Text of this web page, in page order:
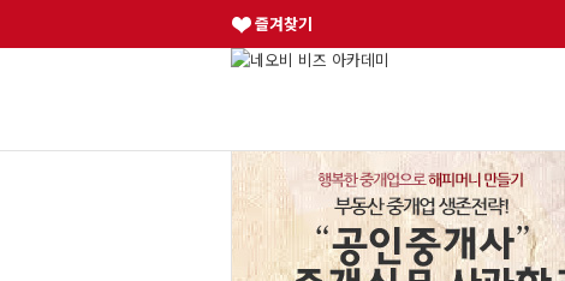
즐겨찾기